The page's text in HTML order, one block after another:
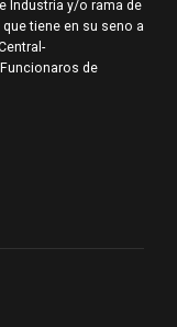
Industria y/o rama de
tiene en su seno a
Funcionaros de